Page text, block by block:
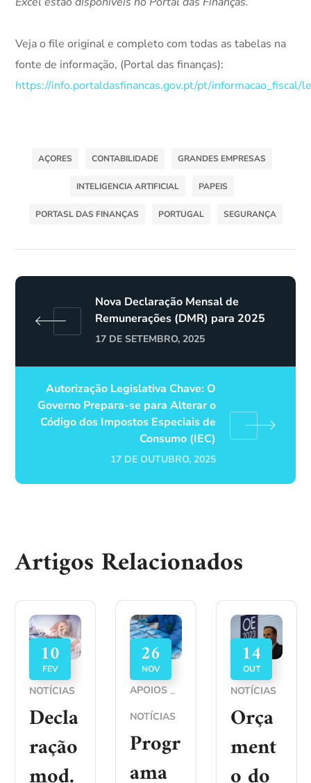
Veja o file original e completo com todas as tabelas na
fonte de informação, (Portal das finanças):
https://info.portaldasfinancas.gov.pt/pt/
AÇORES CONTABILIDADE GRANDES EMPRESAS
INTELIGENCIA ARTIFICIAL PAPEIS
PORTASL DAS FINANÇAS PORTUGAL SEGURANÇA
Nova Declaração Mensal de
Remunerações (DMR) para 2025
17 DE SETEMBRO, 2025
Autorização Legislativa Chave: O
Governo Prepara-se para Alterar o
Código dos Impostos Especiais de
Consumo (IEC)
17 DE OUTUBRO, 2025
Artigos Relacionados
10
FEV
NOTÍCIAS
Decla
ração
26
NOV
APOIOS
NOTÍCIAS
Progr
ama
14
OUT
NOTÍCIAS
Orça
ment